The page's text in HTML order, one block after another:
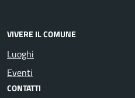
VIVERE IL COMUNE
Luoghi
Eventi
CONTATTI